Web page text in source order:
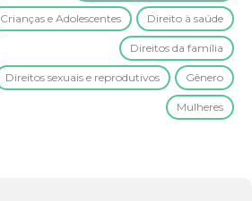
Crianças e Adolescentes Direito à saúde
Direitos da família
Direitos sexuais e reprodutivos Gênero
Mulheres